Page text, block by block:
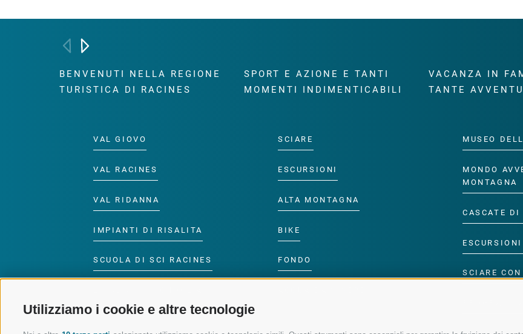
Utilizziamo i cookie e altre tecnologie
BENVENUTI NELLA REGIONE
TURISTICA DI RACINES
VAL GIOVO
VAL RACINES
VAL RIDANNA
IMPIANTI DI RISALITA
SCUOLA DI SCI RACINES
RACINES
SPORT E AZIONE E TANTI
MOMENTI INDIMENTICABILI
SCIARE
ESCURSIONI
ALTA MONTAGNA
BIKE
FONDO
VACANZA IN
TANTE
MUSEO
MONDO
MONTAGNA
CASCATE DI
SCIARE